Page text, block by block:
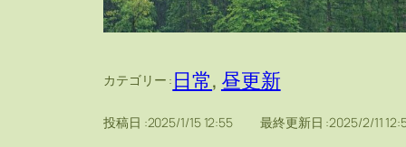
カテゴリー : 日常, 昼更新
投稿日 :2025/1/15 12:55 最終更新日 :2025/2/11